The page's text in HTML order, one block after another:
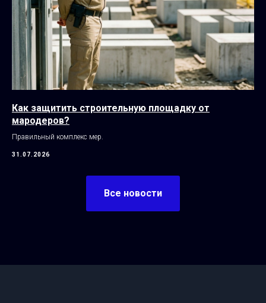
Как защитить строительную площадку от
мародеров?
Правильный комплекс мер.
31.07.2026
Все новости